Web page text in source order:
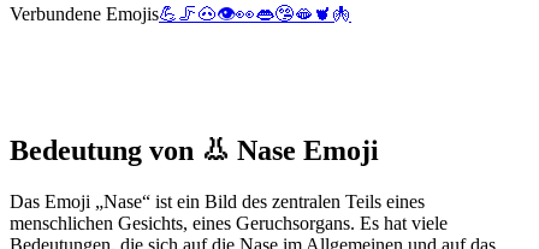
Verbundene Emojis💪🦵🐽👁️👀👄🤥🫦 🫀 🫁
Bedeutung von 👃 Nase Emoji
Das Emoji „Nase“ ist ein Bild des zentralen Teils eines
menschlichen Gesichts, eines Geruchsorgans. Es hat viele
Bedeutungen, die sich auf die Nase im Allgemeinen und auf das